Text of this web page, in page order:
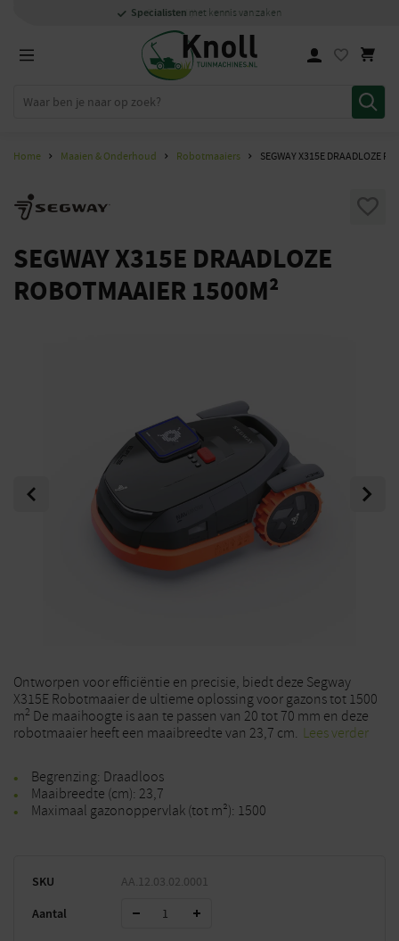
Specialisten met kennis van zaken
1000m2showroom in Staphorst
Persoonlijkensnelcontact
Specialisten met kennis van zaken
Home Maaien & Onderhoud Robotmaaiers SEGWAY X315E DRAADLOZE
SEGWAY X315E DRAADLOZE
ROBOTMAAIER 1500M²
Previous Next
Ontworpen voor efficiëntie en precisie, biedt deze Segway
X315E Robotmaaier de ultieme oplossing voor gazons tot 1500
m2 De maaihoogte is aan te passen van 20 tot 70 mm en deze
robotmaaier heeft een maaibreedte van 23,7 cm. Lees verder
Begrenzing: Draadloos
Maaibreedte (cm): 23,7
Maximaal gazonoppervlak (tot m²): 1500
SKU AA.12.03.02.0001
Aantal